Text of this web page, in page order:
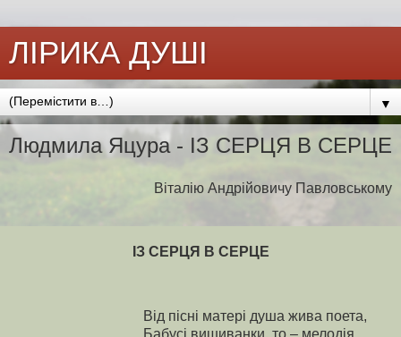
ЛІРИКА ДУШІ
▼
Людмила Яцура - ІЗ СЕРЦЯ В СЕРЦЕ
Віталію Андрійовичу Павловському
ІЗ СЕРЦЯ В СЕРЦЕ
Від пісні матері душа жива поета,
Бабусі вишиванки, то – мелодія